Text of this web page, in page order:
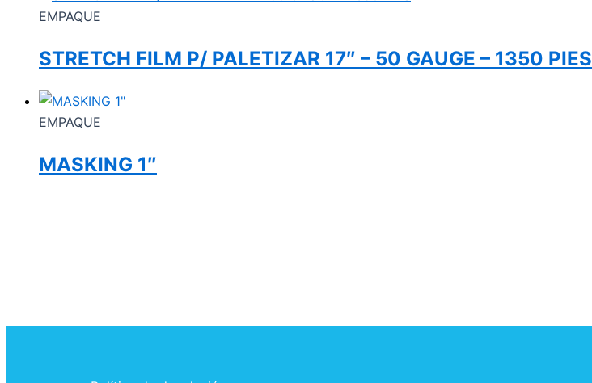
EMPAQUE
STRETCH FILM P/ PALETIZAR 17″ – 50 GAUGE – 1350 PIES
EMPAQUE
MASKING 1″